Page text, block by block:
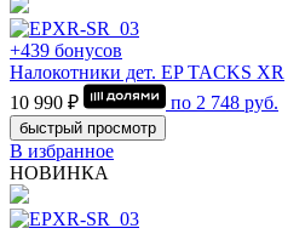
+439 бонусов
Налокотники дет. EP TACKS XR
10 990 ₽
по 2 748 руб.
быстрый просмотр
В избранное
НОВИНКА